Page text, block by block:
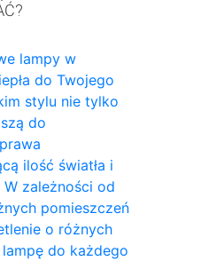
lampy w
do Twojego
stylu nie tylko
do
ilość światła i
zależności od
pomieszczeń
o różnych
do każdego